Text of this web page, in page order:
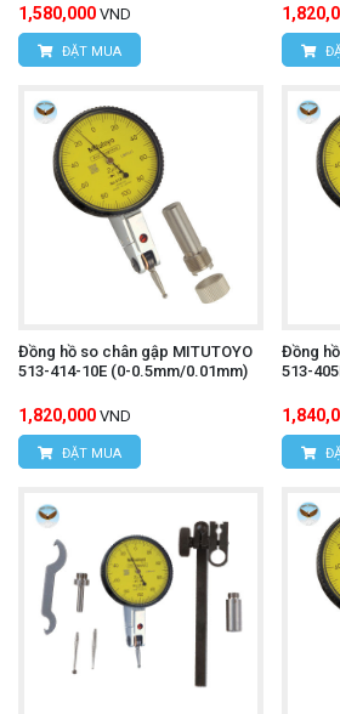
1,580,000 VND
ĐẶT MUA
Đồng hồ so chân gập MITUTOYO
513-414-10E (0-0.5mm/0.01mm)
1,820,000 VND
ĐẶT MUA
Đồng
513-